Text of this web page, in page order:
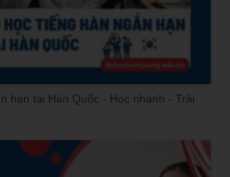
hạn tại Hàn Quốc - Học nhanh - Trải